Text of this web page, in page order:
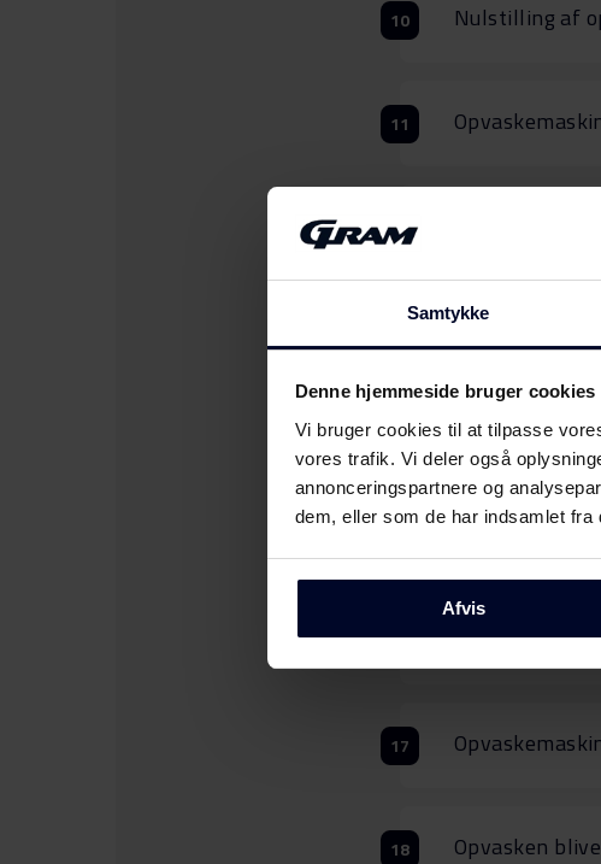
Samtykke
Denne hjemmeside bruger cookies
Vi bruger cookies til at tilpasse
vores trafik. Vi deler også
annonceringspartnere og
dem, eller som de har indsamlet fra
Afvis
Nulstilling af
Opvasken